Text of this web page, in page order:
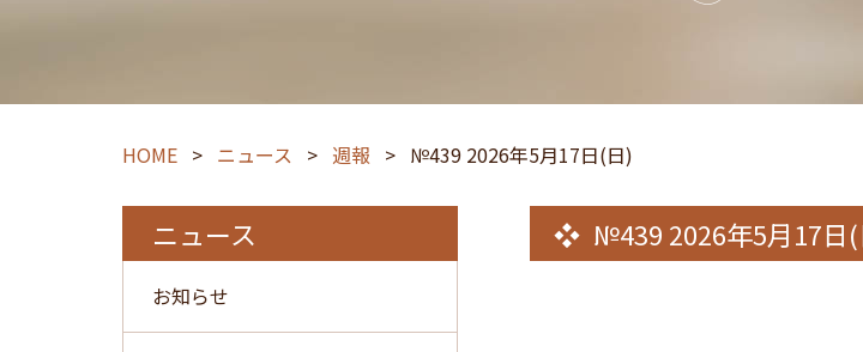
HOME > ニュース > 週報 > №439 2026年5月17日(日)
№439 2026年5月17日
ニュース
お知らせ